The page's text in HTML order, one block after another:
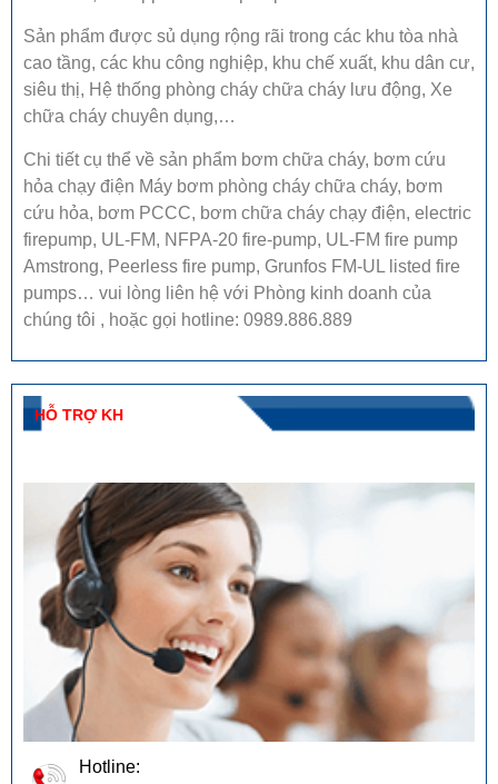
Sản phẩm được sủ dụng rộng rãi trong các khu tòa nhà
cao tầng, các khu công nghiệp, khu chế xuất, khu dân cư,
siêu thị, Hệ thống phòng cháy chữa cháy lưu động, Xe
chữa cháy chuyên dụng,…
Chi tiết cụ thể về sản phẩm bơm chữa cháy, bơm cứu
hỏa chạy điện Máy bơm phòng cháy chữa cháy, bơm
cứu hỏa, bơm PCCC, bơm chữa cháy chạy điện, electric
firepump, UL-FM, NFPA-20 fire-pump, UL-FM fire pump
Amstrong, Peerless fire pump, Grunfos FM-UL listed fire
pumps… vui lòng liên hệ với Phòng kinh doanh của
chúng tôi , hoặc gọi hotline: 0989.886.889
HỖ TRỢ KH
Hotline: